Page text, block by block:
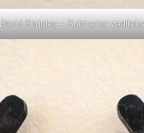
David Shrigley – Subtractor